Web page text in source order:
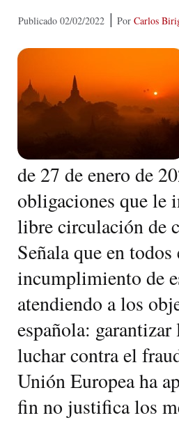
Publicado 02/02/2022 | Por Carlos
de 27 de enero de
obligaciones que le
libre circulación de
Señala que en
incumplimiento de
atendiendo a los
española:
luchar contra el
Unión Europea ha
fin no justifica los